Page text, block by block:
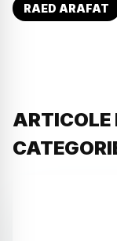
RAED ARAFAT
ARTICOLE